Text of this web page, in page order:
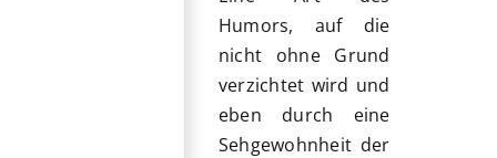
Humors, auf die
nicht ohne Grund
verzichtet wird und
eben durch eine
Sehgewohnheit der